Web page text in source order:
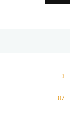
3
87